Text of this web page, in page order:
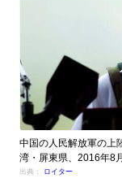
中国の人民解放軍の上
湾・屏東県、2016年8
出典： ロイター